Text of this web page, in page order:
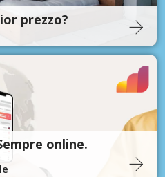
prezzo?
online.